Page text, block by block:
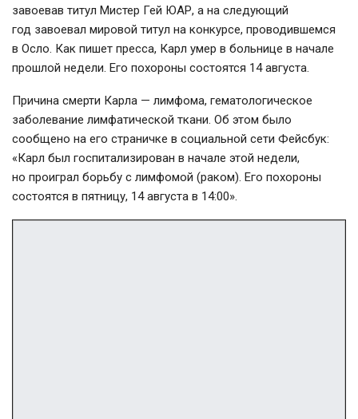
завоевав титул Мистер Гей ЮАР, а на следующий
год завоевал мировой титул на конкурсе, проводившемся
в Осло. Как пишет пресса, Карл умер в больнице в начале
прошлой недели. Его похороны состоятся 14 августа.
Причина смерти Карла — лимфома, гематологическое
заболевание лимфатической ткани. Об этом было
сообщено на его страничке в социальной сети Фейсбук:
«Карл был госпитализирован в начале этой недели,
но проиграл борьбу с лимфомой (раком). Его похороны
состоятся в пятницу, 14 августа в 14:00».